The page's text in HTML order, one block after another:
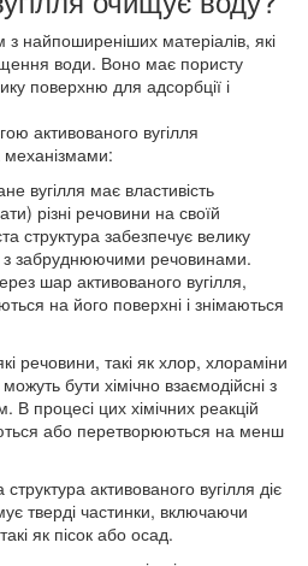
найпоширеніших матеріалів, які
води. Воно має пористу
поверхню для адсорбції і
активованого вугілля
механізмами:
вугілля має властивість
різні речовини на своїй
структура забезпечує велику
з забруднюючими речовинами.
шар активованого вугілля,
на його поверхні і знімаються
речовини, такі як хлор, хлораміни
бути хімічно взаємодійсні з
В процесі цих хімічних реакцій
або перетворюються на менш
активованого вугілля діє
тверді частинки, включаючи
як пісок або осад.